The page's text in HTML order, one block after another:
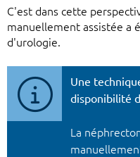
C'est dans cette
manuellement assistée a
d'urologie.
Une
disponibilité
La